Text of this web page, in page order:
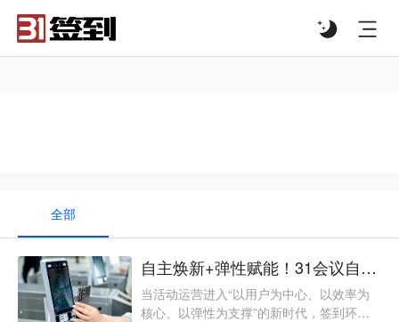
全部
自主焕新+弹性赋能！31会议自助签到，解锁活动运营新可能
当活动运营进入“以用户为中心、以效率为
核心、以弹性为支撑”的新时代，签到环节